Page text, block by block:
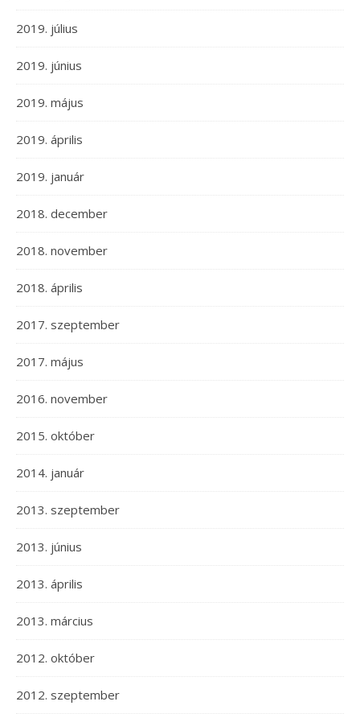
2019. július
2019. június
2019. május
2019. április
2019. január
2018. december
2018. november
2018. április
2017. szeptember
2017. május
2016. november
2015. október
2014. január
2013. szeptember
2013. június
2013. április
2013. március
2012. október
2012. szeptember